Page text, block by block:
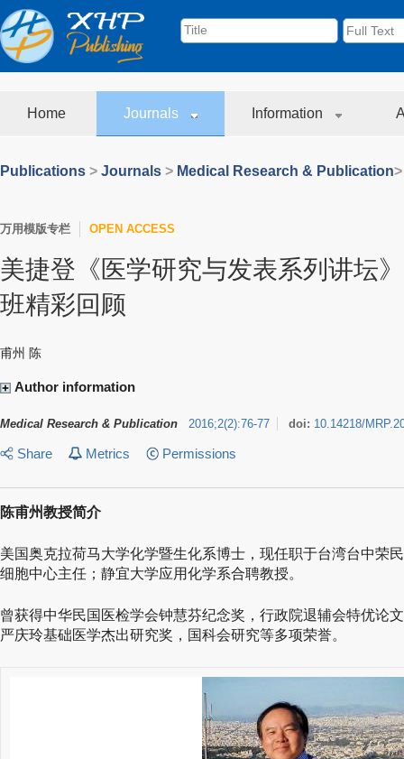
Home Journals Information
Publications > Journals > Medical Research & Publication
万用模版专栏 OPEN ACCESS
美捷登《医学研究与发表系列讲坛
班精彩回顾
甫州 陈
Author information
Medical Research & Publication 2016;2(2):76-77 doi: 10.14218/
Share Metrics Permissions
陈甫州教授简介
美国奥克拉荷马大学化学暨生化系博士，现任职于台湾台中荣
细胞中心主任；静宜大学应用化学系合聘教授。
曾获得中华民国医检学会钟慧芬纪念奖，行政院退辅会特优论
严庆玲基础医学杰出研究奖，国科会研究等多项荣誉。